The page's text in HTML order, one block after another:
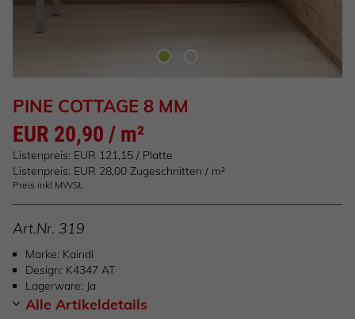
PINE COTTAGE 8 MM
EUR 20,90 / m²
Listenpreis: EUR 121,15 / Platte
Listenpreis: EUR 28,00 Zugeschnitten / m²
Preis inkl MWSt.
Art.Nr. 319
Marke Kaindl
Design K4347 AT
Lagerware Ja
Alle Artikeldetails